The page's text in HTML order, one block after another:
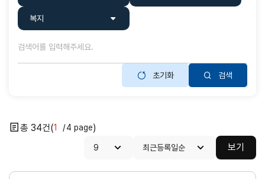
닫기
복지
초기화 검색
34 1
4
보기